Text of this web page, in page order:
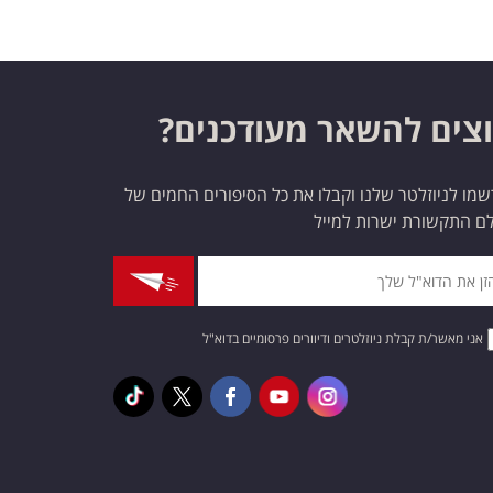
להשאר מעודכנים?
לניוזלטר שלנו וקבלו את כל הסיפורים החמים של
התקשורת ישרות למייל
אני מאשר/ת קבלת ניוזלטרים ודיוורים פרסומיים בדוא"ל